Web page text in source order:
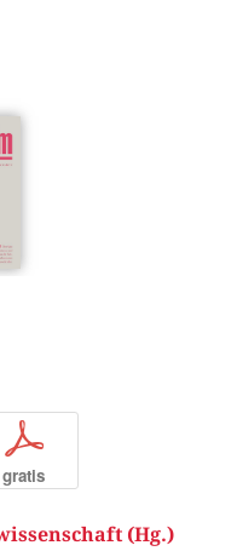
p
gratis
(Hg.)